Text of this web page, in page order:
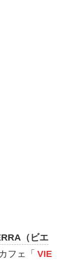
（ビエ
フェ「 VIE